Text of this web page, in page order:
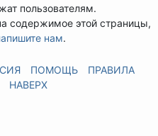
пользователям.
содержимое этой страницы,
нам.
ПОМОЩЬ
ПРАВИЛА
НАВЕРХ